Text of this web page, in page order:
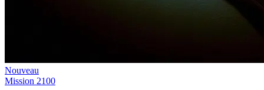
Nouveau
Mission 2100